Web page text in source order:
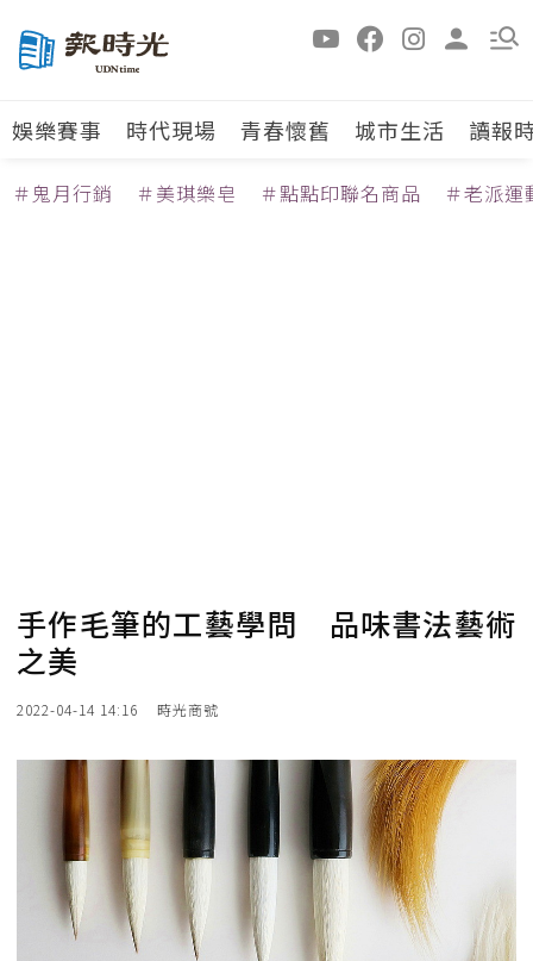
娛樂賽事 時代現場 青春懷舊 城市生活 讀報
＃鬼月行銷 ＃美琪樂皂 ＃點點印聯名商品 ＃老派運
手作毛筆的工藝學問 品味書法藝術
之美
2022-04-14 14:16 時光商號